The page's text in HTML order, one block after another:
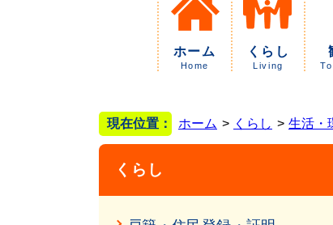
ホーム
Home
くらし
Living
現在位置： ホーム くらし 生活・
くらし